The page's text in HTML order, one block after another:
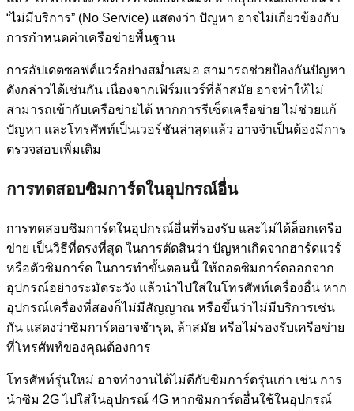
“ไม่มีบริการ” (No Service) แสดงว่า ปัญหา อาจไม่เกี่ยวข้องกับ
การกำหนดค่าเครือข่ายพื้นฐาน
การอัปเดตซอฟต์แวร์อย่างสม่ำเสมอ สามารถช่วยป้องกันปัญหา
ดังกล่าวได้เช่นกัน เนื่องจากเฟิร์มแวร์ที่ล้าสมัย อาจทำให้ไม่
สามารถเข้ากับเครือข่ายได้ หากการรีเซ็ตเครือข่าย ไม่ช่วยแก้
ปัญหา และโทรศัพท์เป็นเวอร์ชันล่าสุดแล้ว อาจจำเป็นต้องมีการ
ตรวจสอบเพิ่มเติม
การทดสอบซิมการ์ดในอุปกรณ์อื่น
การทดสอบซิมการ์ดในอุปกรณ์อื่นที่รองรับ และไม่ได้ล็อกเครือ
ข่าย เป็นวิธีที่ตรงที่สุด ในการตัดสินว่า ปัญหาเกิดจากฮาร์ดแวร์
หรือตัวซิมการ์ด ในการทำขั้นตอนนี้ ให้ถอดซิมการ์ดออกจาก
อุปกรณ์อย่างระมัดระวัง แล้วนำไปใส่ในโทรศัพท์เครื่องอื่น หาก
อุปกรณ์เครื่องที่สองก็ไม่มีสัญญาณ หรือขึ้นว่าไม่มีบริการเช่น
กัน แสดงว่าซิมการ์ดอาจชำรุด, ล้าสมัย หรือไม่รองรับเครือข่าย
ที่โทรศัพท์ของคุณต้องการ
โทรศัพท์รุ่นใหม่ อาจทำงานได้ไม่ดีกับซิมการ์ดรุ่นเก่า เช่น การ
นำซิม 2G ไปใส่ในอุปกรณ์ 4G หากซิมการ์ดอื่นใช้ในอุปกรณ์